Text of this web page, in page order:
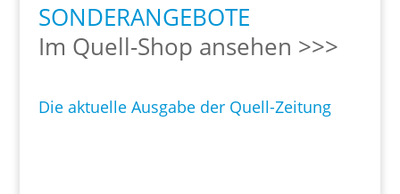
SONDERANGEBOTE
Im Quell-Shop ansehen >>>
Die aktuelle Ausgabe der Quell-Zeitung